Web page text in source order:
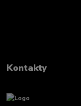
Kontakty